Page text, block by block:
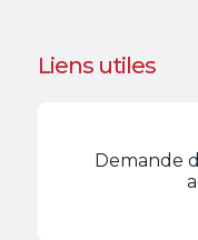
Liens utiles
Demande